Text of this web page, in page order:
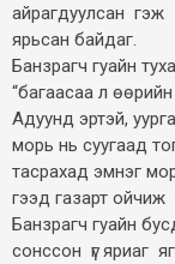
айрагдуулсан гэж
ярьсан байдаг.
Банзрагч гуайн
“багаасаа л
Адуунд эртэй,
морь нь суугаад
тасрахад эмнэг
гээд газарт ойчиж
Банзрагч гуайн
сонссон үг яриаг